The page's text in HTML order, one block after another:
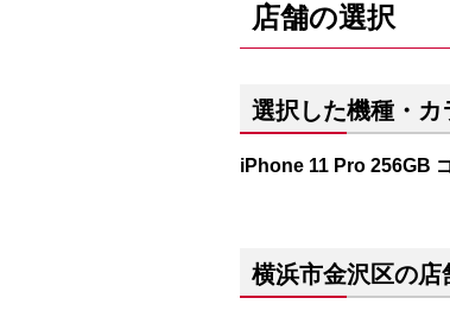
店舗の選択
選択した機種・カ
iPhone 11 Pro 256GB
横浜市金沢区の